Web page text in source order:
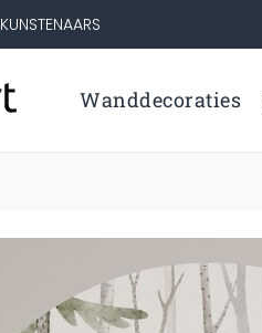
KUNSTENAARS
Wanddecoraties